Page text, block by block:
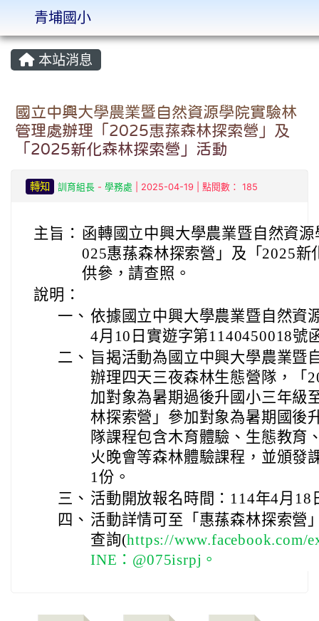
:::
本站消息
國立中興大學農業暨自然資源學院實驗林
管理處辦理「2025惠蓀森林探索營」及
「2025新化森林探索營」活動
轉知 訓育組長- 學務處 | 2025-04-19 | 點閱數： 185
主旨： 函轉國立中興大學農業暨自然資
025惠蓀森林探索營」及「2025
供參，請查照。
說明：
一、 依據國立中興大學農業暨自然資
4月10日實遊字第1140450018號
二、 旨揭活動為國立中興大學農業暨
辦理四天三夜森林生態營隊，「
加對象為暑期過後升國小三年級
林探索營」參加對象為暑期國後
隊課程包含木育體驗、生態教育
火晚會等森林體驗課程，並頒發
1份。
三、 活動開放報名時間：114年4月
四、 活動詳情可至「惠蓀森林探索營
查詢(https://www.facebook.com/
INE：@075isrpj。
青埔國小